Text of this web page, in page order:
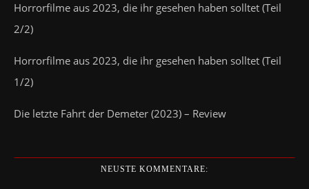
Horrorfilme aus 2023, die ihr gesehen haben solltet (Teil
2/2)
Horrorfilme aus 2023, die ihr gesehen haben solltet (Teil
1/2)
Die letzte Fahrt der Demeter (2023) – Review
NEUSTE KOMMENTARE: